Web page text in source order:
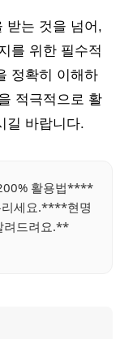
받는 것을 넘어,
를 위한 필수적
정확히 이해하
적극적으로 활
길 바랍니다.
활용법****
리세요.****현명
려드려요.**